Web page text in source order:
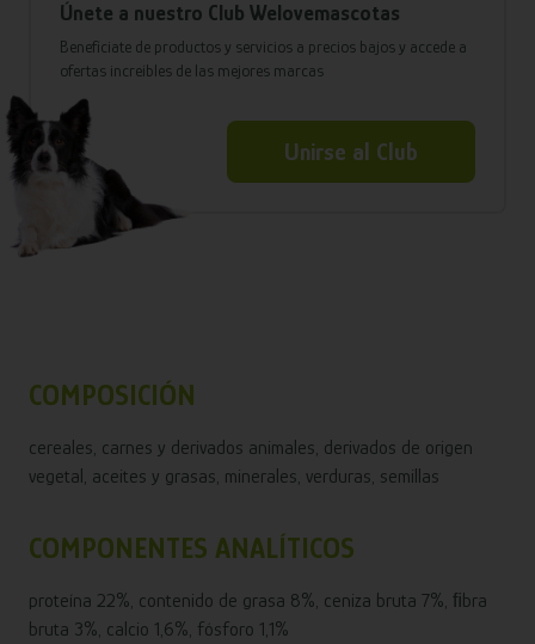
Únete a nuestro Club Welovemascotas
Benefíciate de productos y servicios a precios bajos y accede a
ofertas increíbles de las mejores marcas
Unirse al Club
COMPOSICIÓN
cereales, carnes y derivados animales, derivados de origen
vegetal, aceites y grasas, minerales, verduras, semillas
COMPONENTES ANALÍTICOS
proteína 22%, contenido de grasa 8%, ceniza bruta 7%, ﬁbra
bruta 3%, calcio 1,6%, fósforo 1,1%